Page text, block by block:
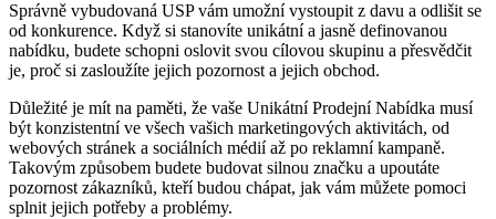
Správně vybudovaná USP vám umožní vystoupit z ​davu a odlišit se
od⁣ konkurence. ⁤Když si stanovíte unikátní a ​jasně definovanou
nabídku,​ budete⁣ schopni oslovit svou cílovou skupinu​ a přesvědčit
⁤je, proč si ‍zasloužíte jejich pozornost ⁤a ​jejich obchod.
Důležité ⁢je mít na paměti, že vaše Unikátní Prodejní Nabídka musí
být konzistentní ve všech vašich ‍marketingových aktivitách, od
‍webových stránek a sociálních ​médií až⁤ po reklamní kampaně.
Takovým ​způsobem ​budete ⁢budovat‌ silnou značku a upoutáte
pozornost zákazníků, kteří budou ⁤chápat, jak ⁢vám můžete pomoci
⁢splnit jejich potřeby a problémy.